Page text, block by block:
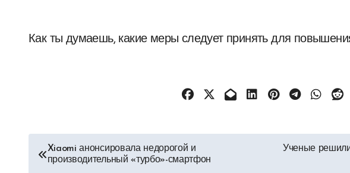
Как ты думаешь, какие меры следует принять для
Навигация
Xiaomi анонсировала недорогой и
производительный «турбо»-смартфон
Ученые